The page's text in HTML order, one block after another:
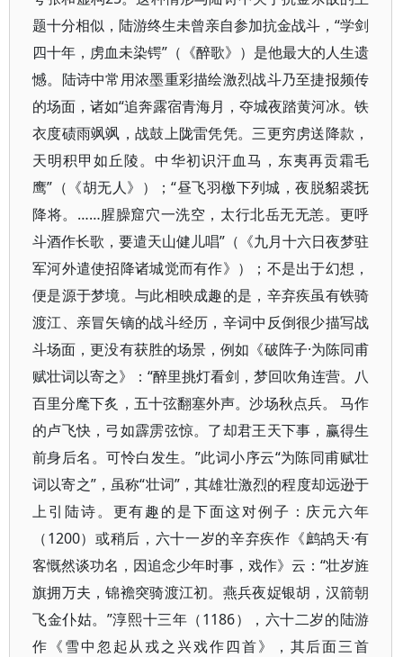
题十分相似，陆游终生未曾亲自参加抗金战斗，“学剑
四十年，虏血未染锷”（《醉歌》）是他最大的人生遗
憾。陆诗中常用浓墨重彩描绘激烈战斗乃至捷报频传
的场面，诸如“追奔露宿青海月，夺城夜踏黄河冰。铁
衣度碛雨飒飒，战鼓上陇雷凭凭。三更穷虏送降款，
天明积甲如丘陵。中华初识汗血马，东夷再贡霜毛
鹰”（《胡无人》）；“昼飞羽檄下列城，夜脱貂裘抚
降将。……腥臊窟穴一洗空，太行北岳无无恙。更呼
斗酒作长歌，要遣天山健儿唱”（《九月十六日夜梦驻
军河外遣使招降诸城觉而有作》）；不是出于幻想，
便是源于梦境。与此相映成趣的是，辛弃疾虽有铁骑
渡江、亲冒矢镝的战斗经历，辛词中反倒很少描写战
斗场面，更没有获胜的场景，例如《破阵子·为陈同甫
赋壮词以寄之》：“醉里挑灯看剑，梦回吹角连营。八
百里分麾下炙，五十弦翻塞外声。沙场秋点兵。 马作
的卢飞快，弓如霹雳弦惊。了却君王天下事，赢得生
前身后名。可怜白发生。”此词小序云“为陈同甫赋壮
词以寄之”，虽称“壮词”，其雄壮激烈的程度却远逊于
上引陆诗。更有趣的是下面这对例子：庆元六年
（1200）或稍后，六十一岁的辛弃疾作《鹧鸪天·有
客慨然谈功名，因追念少年时事，戏作》云：“壮岁旌
旗拥万夫，锦襜突骑渡江初。燕兵夜娖银胡，汉箭朝
飞金仆姑。”淳熙十三年（1186），六十二岁的陆游
作《雪中忽起从戎之兴戏作四首》，其后面三首